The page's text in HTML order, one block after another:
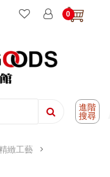
0
進階
搜尋
緻工藝